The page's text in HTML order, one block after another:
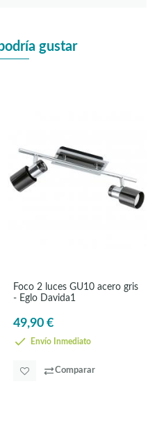
gustar
Foco 2 luces GU10 acero gris
- Eglo Davida1
49,90 €
Envío Inmediato
Comparar